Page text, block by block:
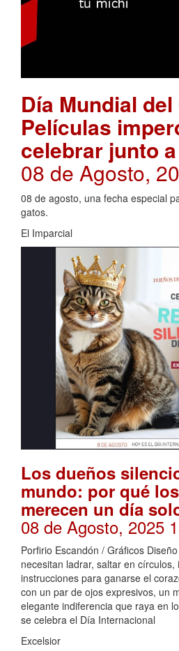
Día Mundial del
Películas
celebrar junto
08 de Agosto,
08 de agosto, una fecha especial
gatos.
El Imparcial
Los dueños
mundo: por qué
merecen un día
08 de Agosto, 2025
Porfirio Escandón / Gráficos
necesitan ladrar, saltar en
instrucciones para ganarse el
con un par de ojos expresivos, un
elegante indiferencia que raya en
se celebra el Día Internacional
Excelsior